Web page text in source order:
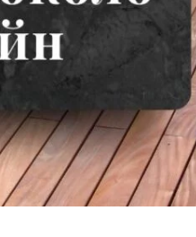
Наръчник